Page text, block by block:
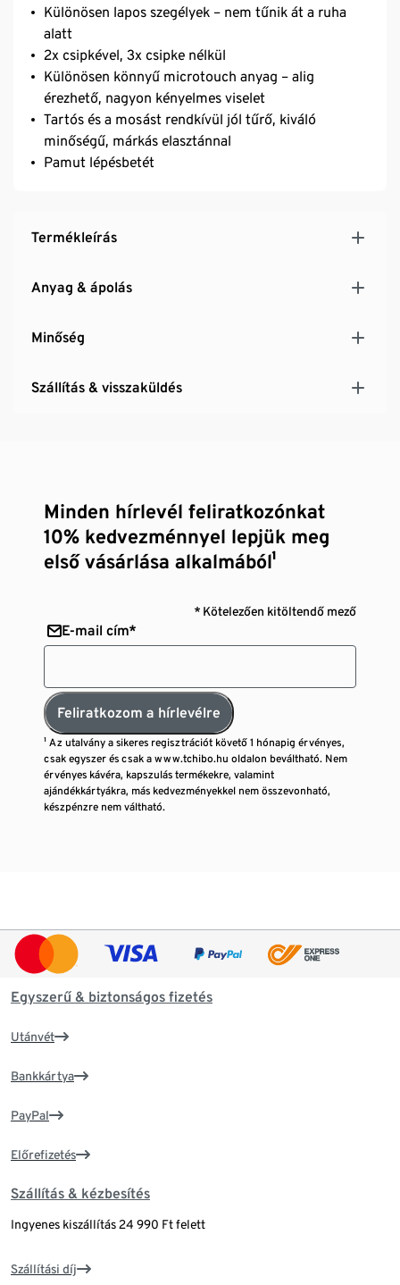
Különösen lapos szegélyek – nem tűnik át a ruha
alatt
2x csipkével, 3x csipke nélkül
Különösen könnyű microtouch anyag – alig
érezhető, nagyon kényelmes viselet
Tartós és a mosást rendkívül jól tűrő, kiváló
minőségű, márkás elasztánnal
Pamut lépésbetét
Termékleírás
Anyag & ápolás
Minőség
Szállítás & visszaküldés
Minden hírlevél feliratkozónkat
10% kedvezménnyel lepjük meg
első vásárlása alkalmából¹
* Kötelezően kitöltendő mező
E-mail cím*
Feliratkozom a hírlevélre
¹ Az utalvány a sikeres regisztrációt követő 1 hónapig érvényes,
csak egyszer és csak a www.tchibo.hu oldalon beváltható. Nem
érvényes kávéra, kapszulás termékekre, valamint
ajándékkártyákra, más kedvezményekkel nem összevonható,
készpénzre nem váltható.
Egyszerű & biztonságos fizetés
Utánvét
Bankkártya
PayPal
Előrefizetés
Szállítás & kézbesítés
Ingyenes kiszállítás 24 990 Ft felett
Szállítási díj